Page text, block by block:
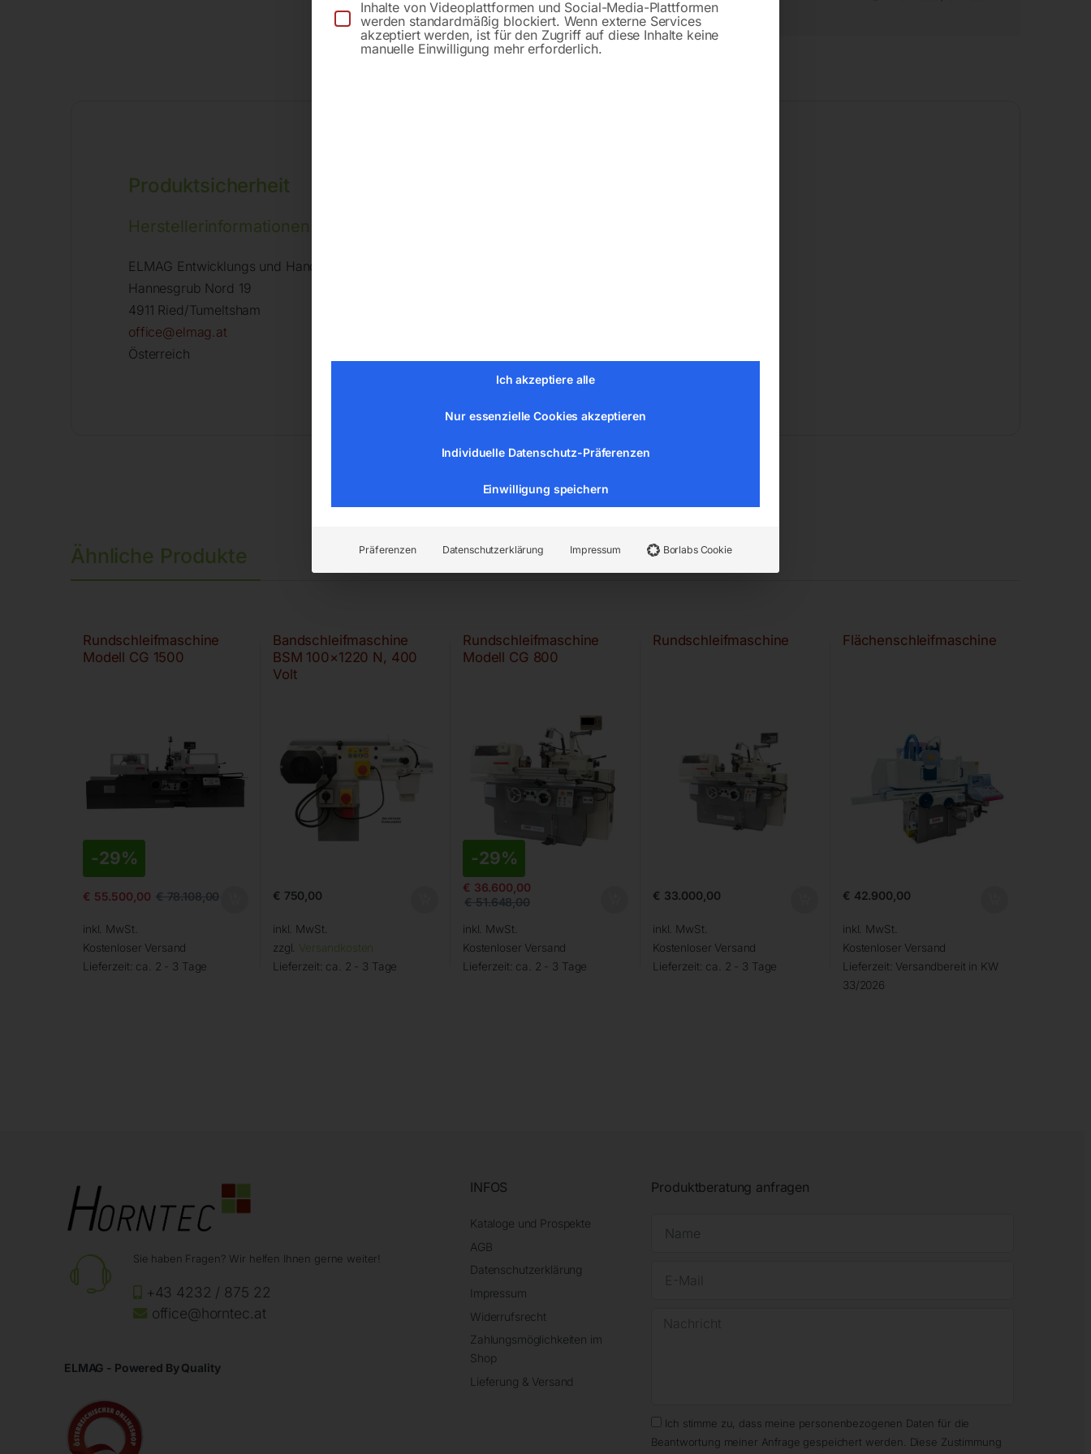
Produktsicherheit
Herstellerinformationen
ELMAG Entwicklungs und Handels GmbH
Hannesgrub Nord 19
4911 Ried/Tumeltsham
office@elmag.at
Österreich
Ähnliche Produkte
Rundschleifmaschine
Modell CG 1500
-29%
€ 55.500,00 €78.108,00
inkl. MwSt.
Kostenloser Versand
Lieferzeit: ca. 2 - 3 Tage
Bandschleifmaschine
BSM 100×1220 N, 400
Volt
€ 750,00
inkl. MwSt.
zzgl. Versandkosten
Lieferzeit: ca. 2 - 3 Tage
Rundschleifmaschine
Modell CG 800
-29%
€ 36.600,00
€51.648,00
inkl. MwSt.
Kostenloser Versand
Lieferzeit: ca. 2 - 3 Tage
Rundschleifmaschine
€ 33.000,00
inkl. MwSt.
Kostenloser Versand
Lieferzeit: ca. 2 - 3 Tage
Flächenschleifmaschine
€ 42.900,00
inkl. MwSt.
Kostenloser Versand
Lieferzeit: Versandbereit in KW
33/2026
Sie haben Fragen? Wir helfen Ihnen gerne weiter!
+43 4232 / 875 22
office@horntec.at
ELMAG - Powered By Quality
INFOS
Kataloge und Prospekte
AGB
Datenschutzerklärung
Impressum
Widerrufsrecht
Zahlungsmöglichkeiten im
Shop
Lieferung & Versand
Produktberatung anfragen
Ich stimme zu, dass meine personenbezogenen Daten für die
Beantwortung meiner Anfrage gespeichert werden. Diese Zustimmung
Inhalte von Videoplattformen und Social-Media-Plattformen
werden standardmäßig blockiert. Wenn externe Services
akzeptiert werden, ist für den Zugriff auf diese Inhalte keine
manuelle Einwilligung mehr erforderlich.
Ich akzeptiere alle
Nur essenzielle Cookies akzeptieren
Individuelle Datenschutz-Präferenzen
Einwilligung speichern
Präferenzen Datenschutzerklärung Impressum Borlabs Cookie